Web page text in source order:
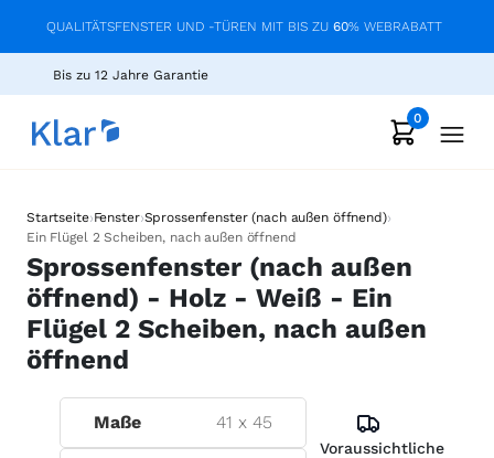
QUALITÄTSFENSTER UND -TÜREN MIT BIS ZU 60% WEBRABATT
Bis zu 12 Jahre Garantie
0
Startseite›Fenster›Sprossenfenster (nach außen öffnend)›
Ein Flügel 2 Scheiben, nach außen öffnend
Sprossenfenster (nach außen
öffnend) - Holz - Weiß - Ein
Flügel 2 Scheiben, nach außen
öffnend
Maße 41 x45
Voraussichtliche